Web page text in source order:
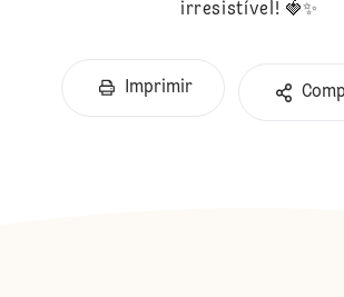
irresistível! 🍓✨
Imprimir